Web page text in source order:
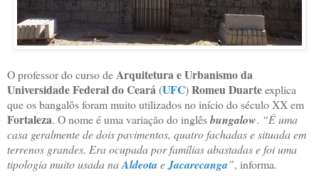
O professor do curso de Arquitetura e Urbanismo da
Universidade Federal do Ceará (UFC)Romeu Duarteexplica
que os bangalôs foram muito utilizados no início do século XX em
Fortaleza. O nome é uma variação do inglêsbungalow. “É uma
casa geralmente de dois pavimentos, quatro fachadas e situada em
terrenos grandes. Era ocupada por famílias abastadas e foi uma
tipologia muito usada naAldeota eJacarecanga”, informa.